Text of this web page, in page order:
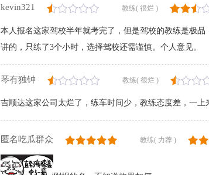
kevin321 教练( 很烂 )
本人报名这家驾校半年就考完了，但是驾校的教练是极
讲的，只练了3个小时，选择驾校还需谨慎。个人意见。
琴有独钟 教练( 很烂 )
吉顺达这家公司太烂了，练车时间少，教练态度差，一上
匿名吃瓜群众 教练( 力荐 )